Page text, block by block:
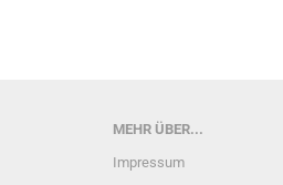
MEHR ÜBER...
Impressum